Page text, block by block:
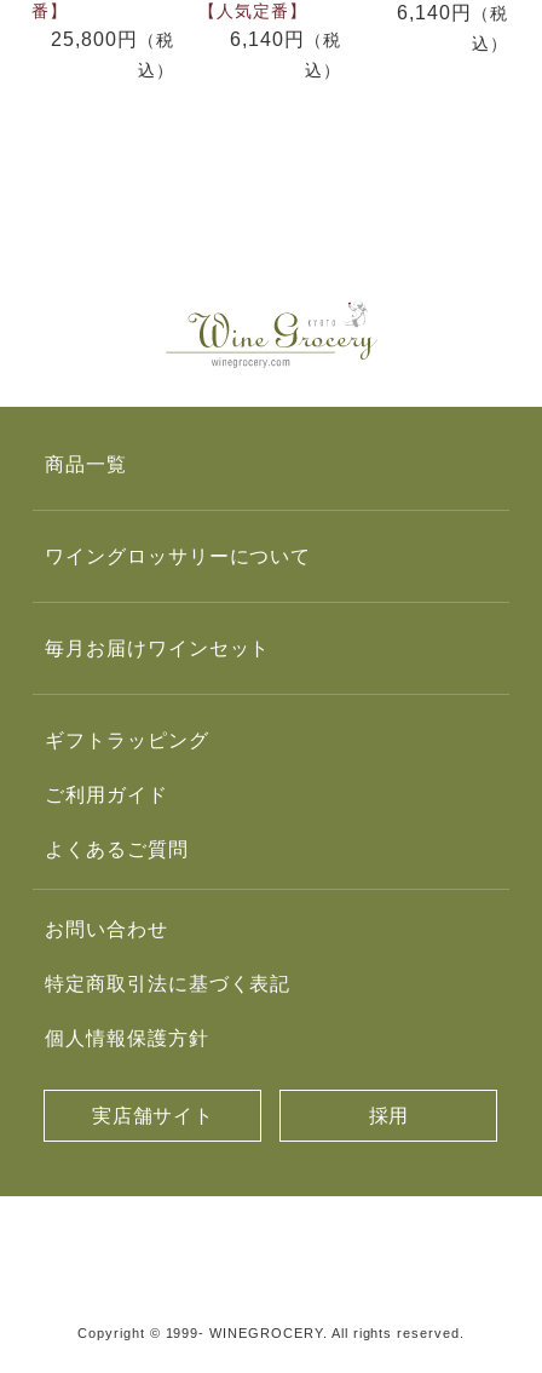
番】
25,800円
（税
込）
【人気定番】
6,140円
（税
込）
6,140円
（税
込）
商品一覧
ワイングロッサリーについて
毎月お届けワインセット
ギフトラッピング
ご利用ガイド
よくあるご質問
お問い合わせ
特定商取引法に基づく表記
個人情報保護方針
実店舗サイト 採用
Copyright © 1999- WINEGROCERY. All rights reserved.